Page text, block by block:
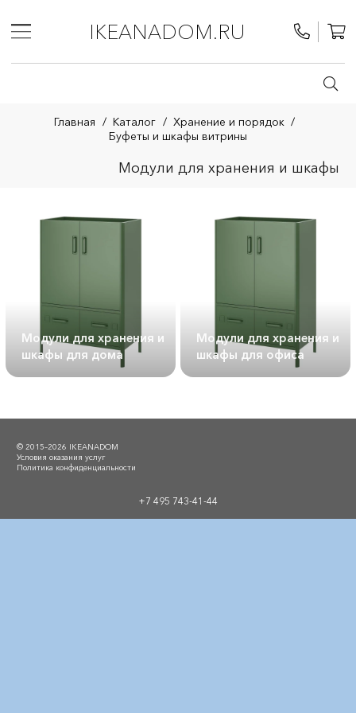
IKEANADOM.RU
Главная / Каталог / Хранение и порядок /
Буфеты и шкафы витрины
Модули для хранения и шкафы
Модули для хранения и
шкафы для дома
Модули для хранения и
шкафы для офиса
© 2015–2026 IKEANADOM
Условия оказания услуг
Политика конфиденциальности
+7 495 743-41-44